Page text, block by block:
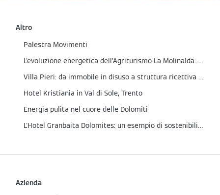
Altro
Palestra Movimenti
L'evoluzione energetica dell’Agriturismo La Molinalda: un impianto fotovoltaico all'avanguardia
Villa Pieri: da immobile in disuso a struttura ricettiva sostenibile
Hotel Kristiania in Val di Sole, Trento
Energia pulita nel cuore delle Dolomiti
L'Hotel Granbaita Dolomites: un esempio di sostenibilità tra le Dolomiti
Azienda